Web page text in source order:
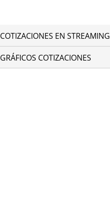
COTIZACIONES EN STREAMING
GRÁFICOS COTIZACIONES